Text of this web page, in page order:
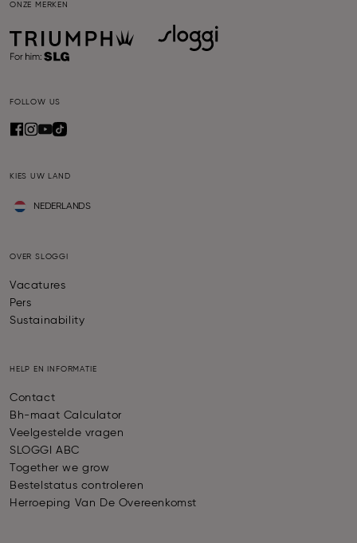
ONZE MERKEN
FOLLOW US
KIES UW LAND
NEDERLANDS
OVER SLOGGI
Vacatures
Pers
Sustainability
HELP EN INFORMATIE
Contact
Bh-maat Calculator
Veelgestelde vragen
SLOGGI ABC
Together we grow
Bestelstatus controleren
Herroeping Van De Overeenkomst